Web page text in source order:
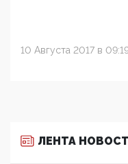
10 Августа 2017 в
ЛЕНТА